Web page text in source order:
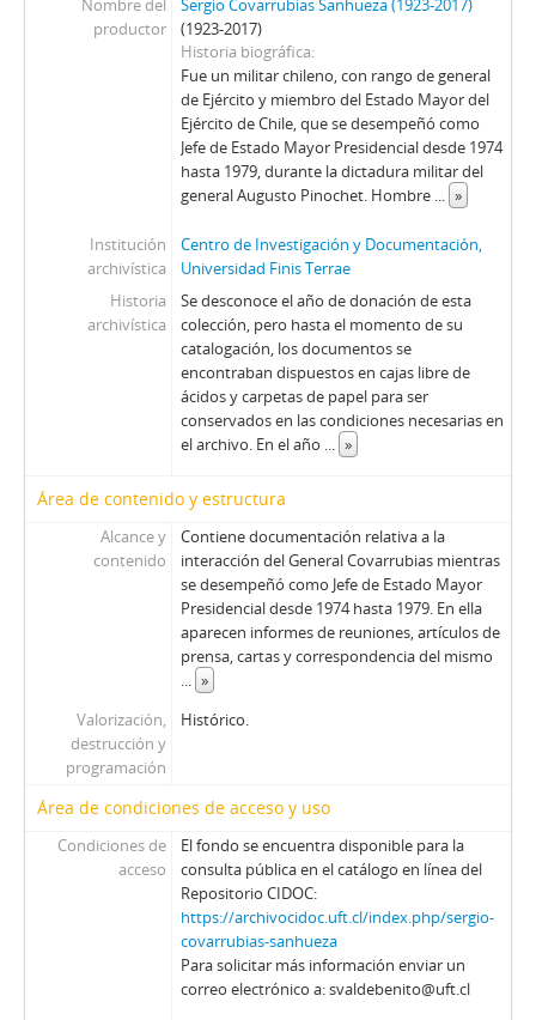
Nombre del
productor
Sergio Covarrubias Sanhueza (1923-2017)
(1923-2017)
Historia biográfica
Fue un militar chileno, con rango de general
de Ejército y miembro del Estado Mayor del
Ejército de Chile, que se desempeñó como
Jefe de Estado Mayor Presidencial desde 1974
hasta 1979, durante la dictadura militar del
general Augusto Pinochet. Hombre ... »
Institución
archivística
Centro de Investigación y Documentación,
Universidad Finis Terrae
Historia
archivística
Se desconoce el año de donación de esta
colección, pero hasta el momento de su
catalogación, los documentos se
encontraban dispuestos en cajas libre de
ácidos y carpetas de papel para ser
conservados en las condiciones necesarias en
el archivo. En el año ... »
Área de contenido y estructura
Alcance y
contenido
Contiene documentación relativa a la
interacción del General Covarrubias mientras
se desempeñó como Jefe de Estado Mayor
Presidencial desde 1974 hasta 1979. En ella
aparecen informes de reuniones, artículos de
prensa, cartas y correspondencia del mismo
... »
Valorización,
destrucción y
programación
Histórico.
Área de condiciones de acceso y uso
Condiciones de
acceso
El fondo se encuentra disponible para la
consulta pública en el catálogo en línea del
Repositorio CIDOC:
https://archivocidoc.uft.cl/index.php/sergio-
covarrubias-sanhueza
Para solicitar más información enviar un
correo electrónico a: svaldebenito@uft.cl